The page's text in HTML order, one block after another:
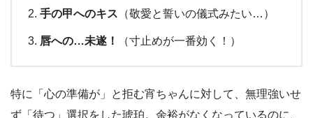
手の甲へのキス （敬愛と誓いの儀式みたい…）
唇への…未遂！ （寸止めが一番効く！）
特に「心の準備が」と拒む宵ちゃんに対して、無理強いせ
ず「待つ」選択をした琥珀。余裕がなくなっているのに、